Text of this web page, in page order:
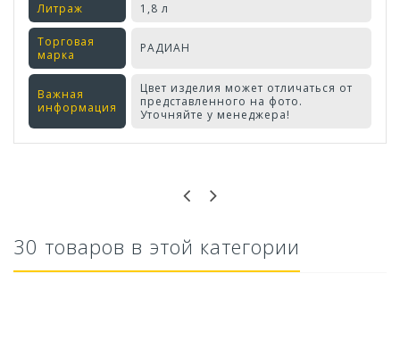
Литраж 1,8 л
Торговая
марка
РАДИАН
Важная
информация
Цвет изделия может отличаться от
представленного на фото.
Уточняйте у менеджера!
30 товаров в этой категории